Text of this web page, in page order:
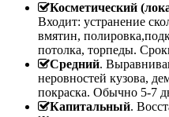
Косметический
Входит: устранение
вмятин,
потолка, торпеды.
Средний.
неровностей кузова,
покраска. Обычно 5-7
Капитальный.